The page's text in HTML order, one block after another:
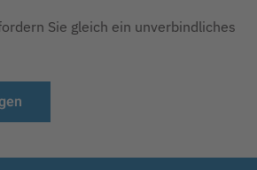
Sie gleich ein unverbindliches